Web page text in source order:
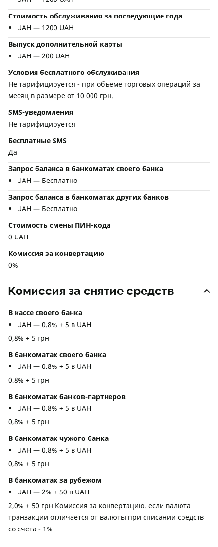
Стоимость обслуживания за последующие года
UAH — 1200 UAH
Выпуск дополнительной карты
UAH — 200 UAH
Условия бесплатного обслуживания
Не тарифицируется - при объеме торговых операций за
месяц в размере от 10 000 грн.
SMS-уведомления
Не тарифицируется
Бесплатные SMS
Да
Запрос баланса в банкоматах своего банка
UAH — Бесплатно
Запрос баланса в банкоматах других банков
UAH — Бесплатно
Стоимость смены ПИН-кода
0 UAH
Комиссия за конвертацию
0%
Комиссия за снятие средств
В кассе своего банка
UAH — 0.8% + 5 в UAH
0,8% + 5 грн
В банкоматах своего банка
UAH — 0.8% + 5 в UAH
0,8% + 5 грн
В банкоматах банков-партнеров
UAH — 0.8% + 5 в UAH
0,8% + 5 грн
В банкоматах чужого банка
UAH — 0.8% + 5 в UAH
0,8% + 5 грн
В банкоматах за рубежом
UAH — 2% + 50 в UAH
2,0% + 50 грн Комиссия за конвертацию, если валюта
транзакции отличается от валюты при списании средств
со счета - 1%